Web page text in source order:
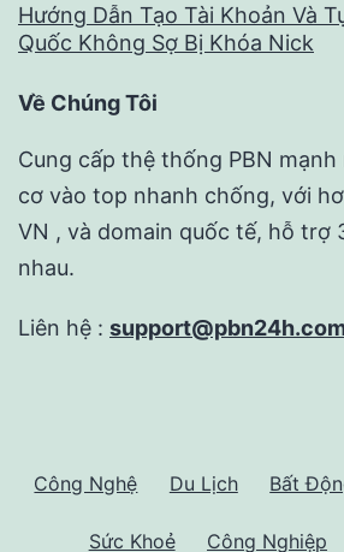
Hướng Dẫn Tạo Tài Khoản Và
Quốc Không Sợ Bị Khóa Nick
Về Chúng Tôi
Cung cấp thệ thống PBN mạnh
cơ vào top nhanh chống, với
VN , và domain quốc tế, hỗ trợ
nhau.
Liên hệ :
Công Nghệ Du Lịch Bất
Sức Khoẻ Công Nghiệp